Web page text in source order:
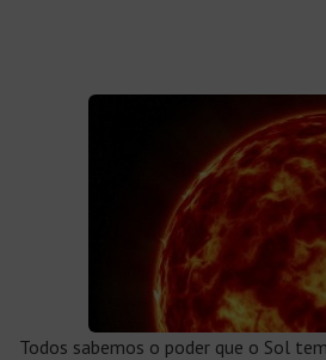
Todos sabemos o poder que o Sol